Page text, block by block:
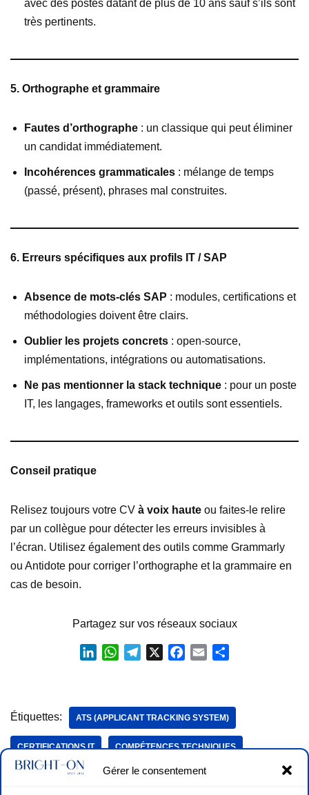
Gérer le consentement
avec des postes datant de plus de 10 ans sauf s’ils sont
très pertinents.
5. Orthographe et grammaire
Fautes d’orthographe : un classique qui peut éliminer
un candidat immédiatement.
Incohérences grammaticales : mélange de temps
(passé, présent), phrases mal construites.
6. Erreurs spécifiques aux profils IT / SAP
Absence de mots-clés SAP : modules, certifications et
méthodologies doivent être clairs.
Oublier les projets concrets : open-source,
implémentations, intégrations ou automatisations.
Ne pas mentionner la stack technique : pour un poste
IT, les langages, frameworks et outils sont essentiels.
Conseil pratique
Relisez toujours votre CV à voix haute ou faites-le relire
par un collègue pour détecter les erreurs invisibles à
l’écran. Utilisez également des outils comme Grammarly
ou Antidote pour corriger l’orthographe et la grammaire en
cas de besoin.
Partagez sur vos réseaux sociaux
e
d
I
W
s
A
p
p
g
r
a
m
b
o
o
k
l
g
e
Étiquettes: ATS (APPLICANT TRACKING SYSTEM)
CERTIFICATIONS IT COMPÉTENCES TECHNIQUES
CONSEILS EMPLOI CV GITHUB PORTFOLIO